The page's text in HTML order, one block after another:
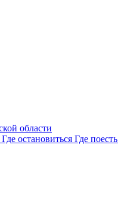
Где остановиться Где поесть